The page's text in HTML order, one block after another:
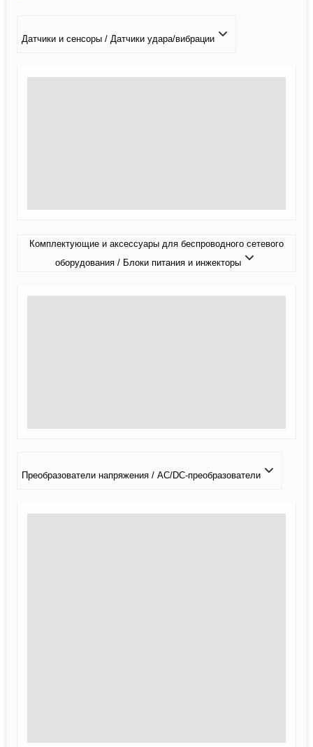
Датчики и сенсоры / Датчики удара/вибрации
Комплектующие и аксессуары для беспроводного сетевого
оборудования / Блоки питания и инжекторы
Преобразователи напряжения / AC/DC-преобразователи